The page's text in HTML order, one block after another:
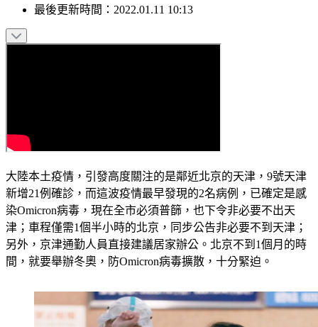
最後更新時間： 2022.01.11 10:13
大陸本土疫情，引發高度關注的是鄰近北京的天津，9號天津
新增21例確診，而這波疫情最早發現的2名病例，已確定是感
染Omicron病毒，現在全市必須普篩，也下令非必要不出天
津；車程僅需1個半小時的北京，同步公告非必要不到天津；
另外，京津通勤人員直接建議居家辦公。北京不到1個月的時
間，就要舉辦冬奧，防Omicron病毒擴散，十分緊迫。